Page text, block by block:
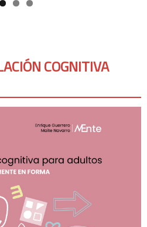
COGNITIVA